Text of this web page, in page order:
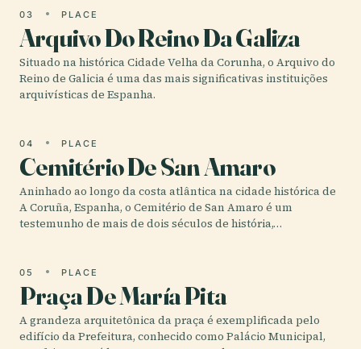
03 PLACE
Arquivo Do Reino Da Galiza
Situado na histórica Cidade Velha da Corunha, o Arquivo do
Reino de Galicia é uma das mais significativas instituições
arquivísticas de Espanha.
04 PLACE
Cemitério De San Amaro
Aninhado ao longo da costa atlântica na cidade histórica de
A Coruña, Espanha, o Cemitério de San Amaro é um
testemunho de mais de dois séculos de história,…
05 PLACE
Praça De María Pita
A grandeza arquitetônica da praça é exemplificada pelo
edifício da Prefeitura, conhecido como Palácio Municipal,